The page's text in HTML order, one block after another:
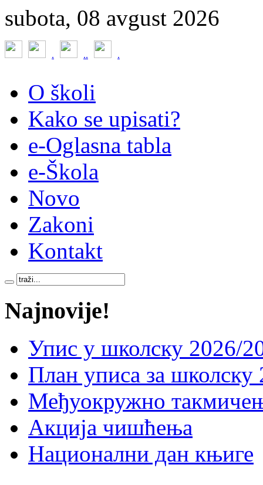
subota, 08 avgust 2026
. .. .
O školi
Kako se upisati?
e-Oglasna tabla
e-Škola
Novo
Zakoni
Kontakt
Najnovije!
Упис у школску 2026/
План уписа за школску
Међуокружно
Акција чишћења
Национални дан књиге